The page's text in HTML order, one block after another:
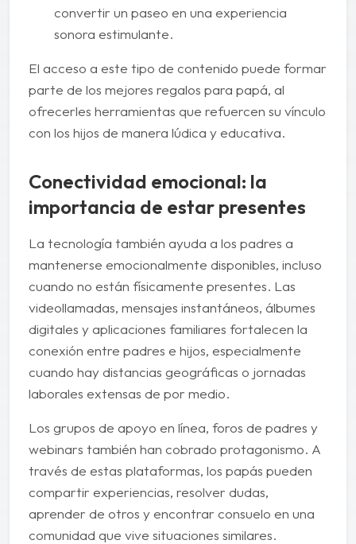
convertir un paseo en una experiencia
sonora estimulante.
El acceso a este tipo de contenido puede formar
parte de los mejores regalos para papá, al
ofrecerles herramientas que refuercen su vínculo
con los hijos de manera lúdica y educativa.
Conectividad emocional: la
importancia de estar presentes
La tecnología también ayuda a los padres a
mantenerse emocionalmente disponibles, incluso
cuando no están físicamente presentes. Las
videollamadas, mensajes instantáneos, álbumes
digitales y aplicaciones familiares fortalecen la
conexión entre padres e hijos, especialmente
cuando hay distancias geográficas o jornadas
laborales extensas de por medio.
Los grupos de apoyo en línea, foros de padres y
webinars también han cobrado protagonismo. A
través de estas plataformas, los papás pueden
compartir experiencias, resolver dudas,
aprender de otros y encontrar consuelo en una
comunidad que vive situaciones similares.